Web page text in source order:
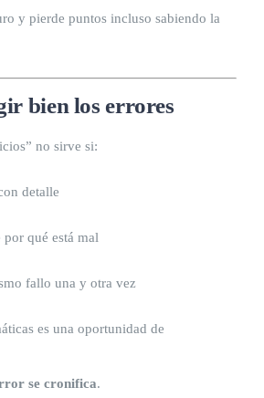
y pierde puntos incluso sabiendo la
bien los errores
no sirve si:
detalle
por qué está mal
fallo una y otra vez
es una oportunidad de
se cronifica.